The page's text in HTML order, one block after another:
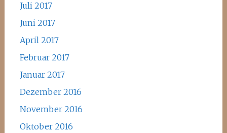
Juli 2017
Juni 2017
April 2017
Februar 2017
Januar 2017
Dezember 2016
November 2016
Oktober 2016